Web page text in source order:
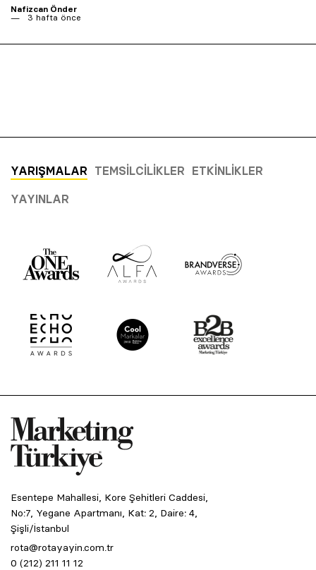
Nafizcan Önder
3 hafta önce
YARIŞMALAR TEMSILCILIKLER ETKINLIKLER
YAYINLAR
Esentepe Mahallesi, Kore Şehitleri Caddesi,
No:7, Yegane Apartmanı, Kat: 2, Daire: 4,
Şişli/İstanbul
rota@rotayayin.com.tr
0 (212) 211 11 12